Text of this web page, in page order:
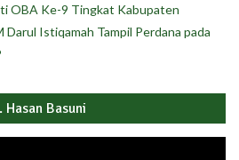
OBA Ke-9 Tingkat Kabupaten
Darul Istiqamah Tampil Perdana pada
Hasan Basuni